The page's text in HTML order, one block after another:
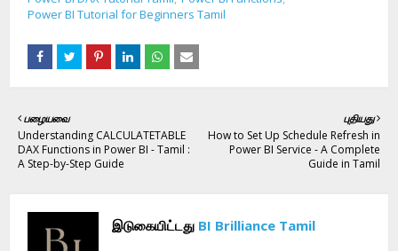
Power BI Tutorial for Beginners Tamil
புதியது
How to Set Up Schedule Refresh in
Power BI Service - A Complete
Guide in Tamil
பழையவை
Understanding CALCULATETABLE
DAX Functions in Power BI - Tamil :
A Step-by-Step Guide
இடுகையிட்டது BI Brilliance Tamil